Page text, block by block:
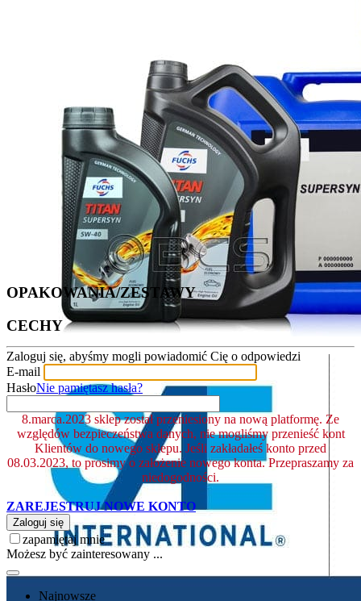
OPAKOWANIA/ZESTAWY
CECHY
Zaloguj się, abyśmy mogli powiadomić Cię o odpowiedzi
E-mail
HasłoNie pamiętasz hasła?
8.marca.2023 sklep został przeniesiony na nową platformę. Ze
względów bezpieczeństwa danych, nie mogliśmy przenieść kont
Klientów do nowego sklepu. Jeśli zakładałeś konto przed
08.03.2023, to prosimy o założenie nowego konta. Przepraszamy za
niedogodności.
ZAREJESTRUJ NOWE KONTO
Zaloguj się
zapamiętaj mnie
Możesz być zainteresowany ...
Najnowsze